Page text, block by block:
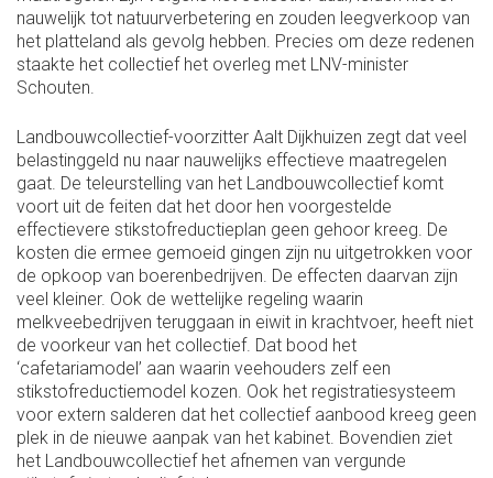
nauwelijk tot natuurverbetering en zouden leegverkoop van
het platteland als gevolg hebben. Precies om deze redenen
staakte het collectief het overleg met LNV-minister
Schouten.
Landbouwcollectief-voorzitter Aalt Dijkhuizen zegt dat veel
belastinggeld nu naar nauwelijks effectieve maatregelen
gaat. De teleurstelling van het Landbouwcollectief komt
voort uit de feiten dat het door hen voorgestelde
effectievere stikstofreductieplan geen gehoor kreeg. De
kosten die ermee gemoeid gingen zijn nu uitgetrokken voor
de opkoop van boerenbedrijven. De effecten daarvan zijn
veel kleiner. Ook de wettelijke regeling waarin
melkveebedrijven teruggaan in eiwit in krachtvoer, heeft niet
de voorkeur van het collectief. Dat bood het
‘cafetariamodel’ aan waarin veehouders zelf een
stikstofreductiemodel kozen. Ook het registratiesysteem
voor extern salderen dat het collectief aanbood kreeg geen
plek in de nieuwe aanpak van het kabinet. Bovendien ziet
het Landbouwcollectief het afnemen van vergunde